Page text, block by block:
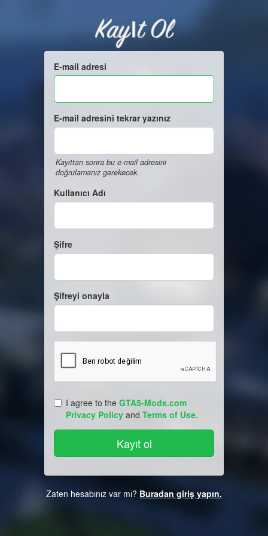
Kayıt Ol
E-mail adresi
E-mail adresini tekrar yazınız
Kayıttan sonra bu e-mail adresini
doğrulamanız gerekecek.
Kullanıcı Adı
Şifre
Şifreyi onayla
I agree to the GTA5-Mods.com
Privacy Policy and Terms of Use.
Zaten hesabınız var mı? Buradan giriş yapın.